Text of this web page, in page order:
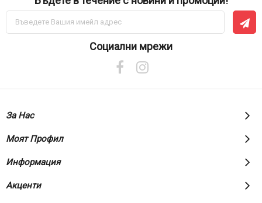
Абонирай
за
Социални мрежи
За Нас
Моят Профил
Информация
Акценти